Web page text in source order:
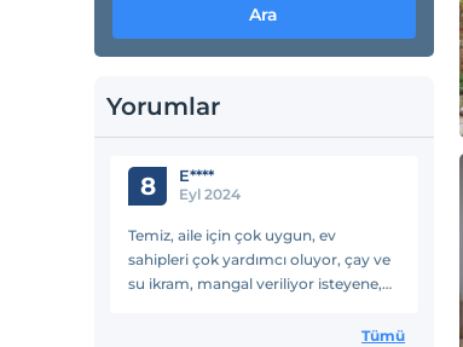
Ara
Yorumlar
8 E****
Eyl 2024
Temiz, aile için çok uygun, ev
sahipleri çok yardımcı oluyor, çay ve
su ikram, mangal veriliyor isteyene,
Tümü